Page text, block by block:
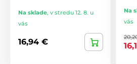
Na sklade, v stredu 12. 8. u
vás
16,94 €
Na
vás